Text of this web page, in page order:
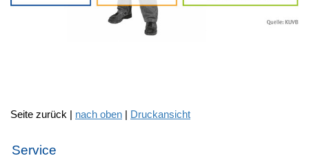
Seite zurück | nach oben | Druckansicht
Service